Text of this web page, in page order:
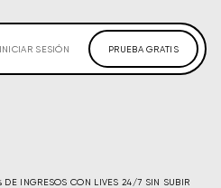
INICIAR SESIÓN PRUEBA GRATIS
DE INGRESOS CON LIVES 24/7 SIN SUBIR